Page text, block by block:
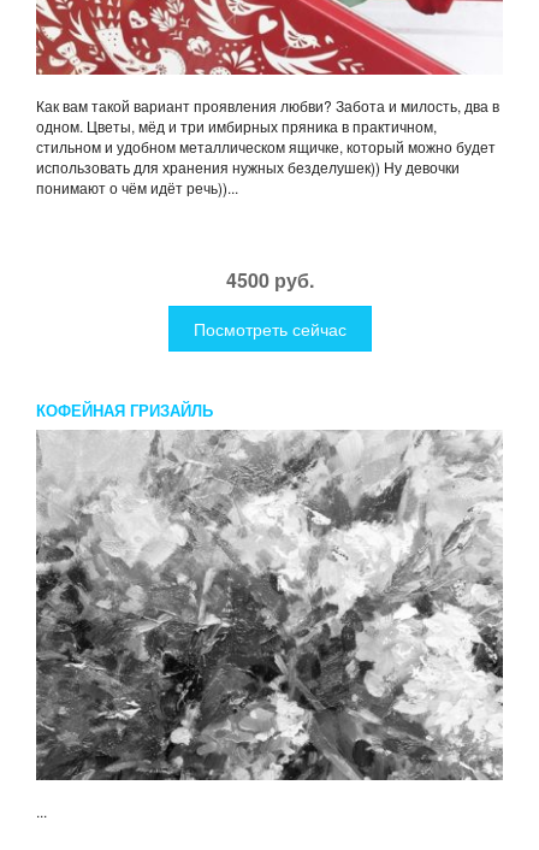
Как вам такой вариант проявления любви? Забота и милость, два в
одном. Цветы, мёд и три имбирных пряника в практичном,
стильном и удобном металлическом ящичке, который можно будет
использовать для хранения нужных безделушек)) Ну девочки
понимают о чём идёт речь))...
4500 руб.
Посмотреть сейчас
КОФЕЙНАЯ ГРИЗАЙЛЬ
...